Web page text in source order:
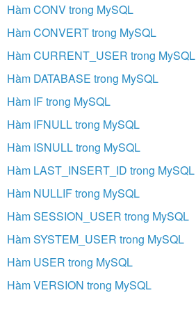
Hàm CONV trong MySQL
Hàm CONVERT trong MySQL
Hàm CURRENT_USER trong MySQL
Hàm DATABASE trong MySQL
Hàm IF trong MySQL
Hàm IFNULL trong MySQL
Hàm ISNULL trong MySQL
Hàm LAST_INSERT_ID trong MySQL
Hàm NULLIF trong MySQL
Hàm SESSION_USER trong MySQL
Hàm SYSTEM_USER trong MySQL
Hàm USER trong MySQL
Hàm VERSION trong MySQL